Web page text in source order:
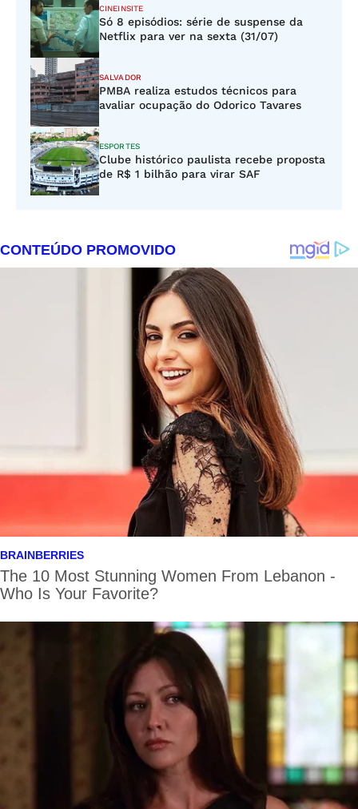
CINEINSITE
Só 8 episódios: série de suspense da
Netflix para ver na sexta (31/07)
SALVADOR
PMBA realiza estudos técnicos para
avaliar ocupação do Odorico Tavares
ESPORTES
Clube histórico paulista recebe proposta
de R$ 1 bilhão para virar SAF